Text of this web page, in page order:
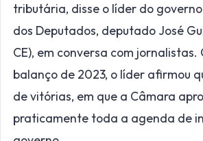
tributária, disse o líder do
dos Deputados, deputado José
CE), em conversa com jornalistas.
balanço de 2023, o líder afirmou
de vitórias, em que a Câmara
praticamente toda a agenda de